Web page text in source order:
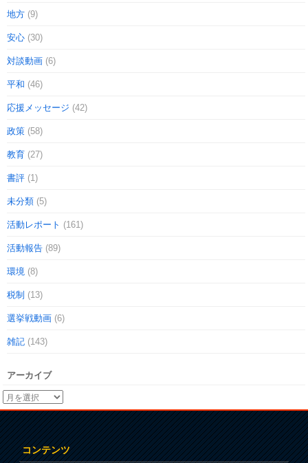
地方 (9)
安心 (30)
対談動画 (6)
平和 (46)
応援メッセージ (42)
政策 (58)
教育 (27)
書評 (1)
未分類 (5)
活動レポート (161)
活動報告 (89)
環境 (8)
税制 (13)
選挙戦動画 (6)
雑記 (143)
アーカイブ
コンテンツ